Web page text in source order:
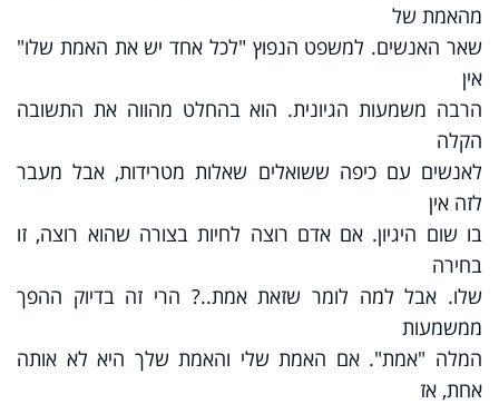
מהאמת של
שאר האנשים. למשפט הנפוץ "לכל אחד יש את האמת שלו"
אין
הרבה משמעות הגיונית. הוא בהחלט מהווה את התשובה
הקלה
לאנשים עם כיפה ששואלים שאלות מטרידות, אבל מעבר
לזה אין
בו שום היגיון. אם אדם רוצה לחיות בצורה שהוא רוצה, זו
בחירה
שלו. אבל למה לומר שזאת אמת..? הרי זה בדיוק ההפך
ממשמעות
המלה "אמת". אם האמת שלי והאמת שלך היא לא אותה
אחת, אז